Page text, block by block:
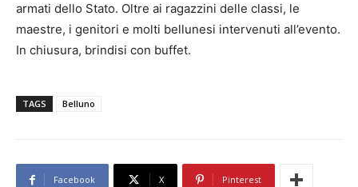
armati dello Stato. Oltre ai ragazzini delle classi, le
maestre, i genitori e molti bellunesi intervenuti all’evento.
In chiusura, brindisi con buffet.
TAGS Belluno
Facebook X Pinterest